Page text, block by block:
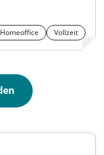
Homeoffice Vollzeit